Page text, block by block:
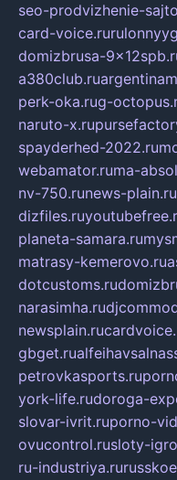
seo-prodvizhenie-
card-voice.ru
domizbrusa-
a380club.ru
perk-oka.rug-
naruto-x.ru
spayderhed-2022.ru
webamator.ruma-
nv-750.runews-plain.ru
dizfiles.ru
planeta-samara.ru
matrasy-kemerovo.ru
dotcustoms.ru
narasimha.ru
newsplain.ru
gbget.ru
petrovkasports.ru
york-life.rudoroga-
slovar-ivrit.ruporno-
ovucontrol.rusloty-
ru-industriya.ru